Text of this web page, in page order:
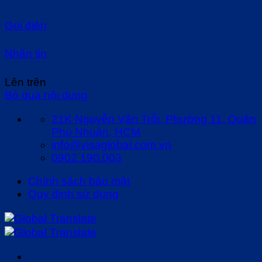
Gọi điện
Nhắn tin
Lên trên
Bỏ qua nội dung
21K Nguyễn Văn Trỗi, Phường 11, Quận
Phú Nhuận, HCM
info@visaglobal.com.vn
0902.190.003
Chính sách bảo mật
Quy định sử dụng